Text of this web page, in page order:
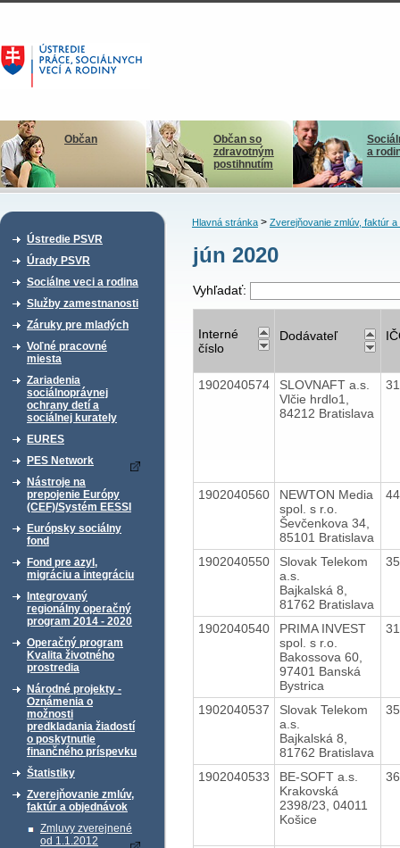
Občan
Občan so
zdravotným
postihnutím
a
Ústredie PSVR
Úrady PSVR
Sociálne veci a rodina
Služby zamestnanosti
Záruky pre mladých
Voľné pracovné
miesta
Zariadenia
sociálnoprávnej
ochrany detí a
sociálnej kurately
EURES
PES Network
Nástroje na
prepojenie Európy
(CEF)/Systém EESSI
Európsky sociálny
fond
Fond pre azyl,
migráciu a integráciu
Integrovaný
regionálny operačný
program 2014 - 2020
Operačný program
Kvalita životného
prostredia
Národné projekty -
Oznámenia o
možnosti
predkladania žiadostí
o poskytnutie
finančného príspevku
Štatistiky
Zverejňovanie zmlúv,
faktúr a objednávok
Zmluvy zverejnené
od 1.1.2012
Hlavná stránka> Zverejňovanie zmlúv, faktúr a
jún 2020
Vyhľadať:
Interné
číslo
Dodávateľ
1902040574
SLOVNAFT a.s.
Vlčie hrdlo1,
84212 Bratislava
1902040560
NEWTON Media
spol. s r.o.
Ševčenkova 34,
85101 Bratislava
1902040550
Slovak Telekom
a.s.
Bajkalská 8,
81762 Bratislava
1902040540
PRIMA INVEST
spol. s r.o.
Bakossova 60,
97401 Banská
Bystrica
1902040537
Slovak Telekom
a.s.
Bajkalská 8,
81762 Bratislava
1902040533
BE-SOFT a.s.
Krakovská
2398/23, 04011
Košice